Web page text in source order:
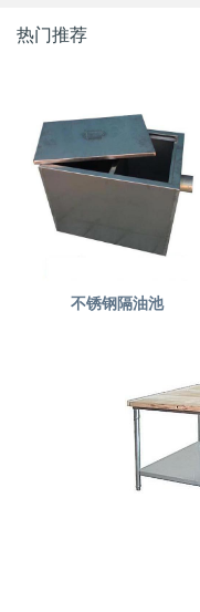
热门推荐
不锈钢隔油池